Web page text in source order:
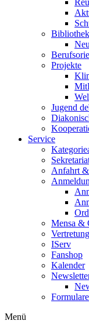
Bibliothek
Projekte
Jugend
Service
Anfahrt
Mensa &
IServ
Fanshop
Kalender
Menü